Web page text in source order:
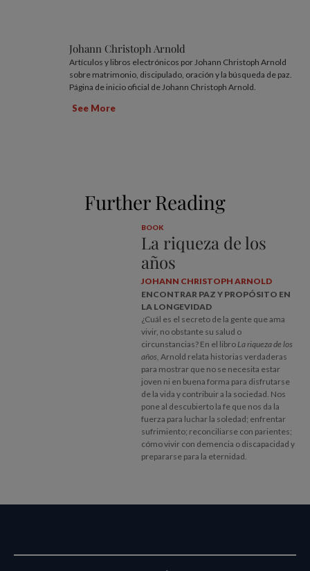
Johann Christoph Arnold
Artículos y libros electrónicos por Johann Christoph Arnold
sobre matrimonio, discipulado, oración y la búsqueda de paz.
Página de inicio oficial de Johann Christoph Arnold.
See More
Further Reading
BOOK
La riqueza de los
años
JOHANN CHRISTOPH ARNOLD
ENCONTRAR PAZ Y PROPÓSITO EN
LA LONGEVIDAD
¿Cuál es el secreto de la gente que ama
vivir, no obstante su salud o
circunstancias? En el libro La riqueza de los
años, Arnold relata historias verdaderas
para mostrar que no se necesita estar
joven ni en buena forma para disfrutarse
de la vida y contribuir a la sociedad. Nos
pone al descubierto la fe que nos da la
fuerza para luchar la soledad; enfrentar
sufrimiento; reconciliarse con parientes;
cómo vivir con demencia o discapacidad y
prepararse para la eternidad.